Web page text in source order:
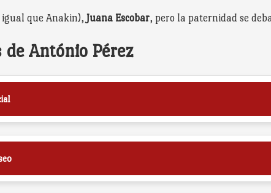
igual que Anakin), Juana Escobar, pero la paternidad se
de António Pérez